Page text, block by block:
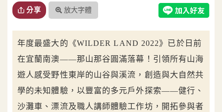
分享 放大字體
年度最盛大的《WILDER LAND 2022》已於日前
在宜蘭南澳——那山那谷圓滿落幕！引領所有山海
遊人感受野性東岸的山谷與溪流，創造與大自然共
學的未知體驗，以豐富的多元戶外探索——健行、
沙灘車、漂流及職人講師體驗工作坊，開拓參與者